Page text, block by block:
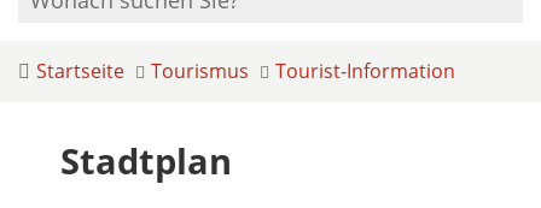
Startseite Tourismus Tourist-Information
Stadtplan